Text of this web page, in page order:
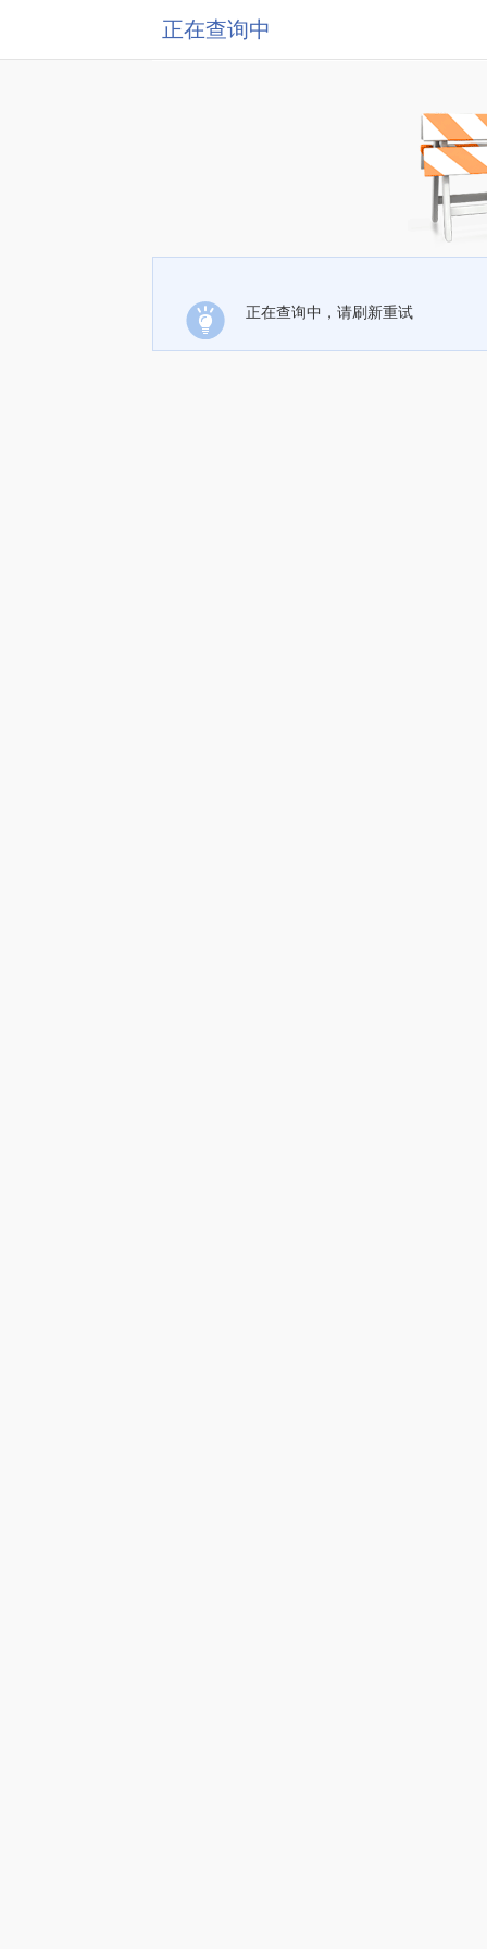
正在查询中
正在查询中，请刷新重试